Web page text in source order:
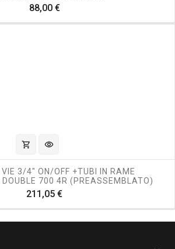
88,00 €Prezzo
shopping_cart visibility
VIE 3/4" ON/OFF +TUBI IN RAME
700 4R (PREASSEMBLATO)
211,05 €Prezzo